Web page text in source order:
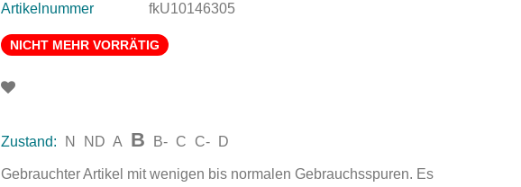
Artikelnummer
fkU10146305
NICHT MEHR VORRÄTIG
Zustand: N ND A B B- C C- D
Gebrauchter Artikel mit wenigen bis normalen Gebrauchsspuren. Es